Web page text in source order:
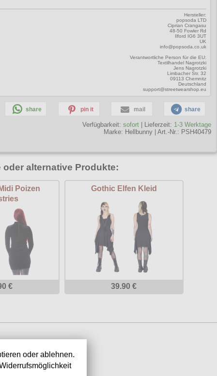
Hersteller:
popsoda LTD
Ciprian Crangasu
48-50 Fowler Rd
Ilford IG6 3UT
UK
info@popsoda.co.uk
Verantwortliche Person für die EU:
Textilhandel Nagrotzki
Jens Nagrotzki
Limbacher Str. 32
09113 Chemnitz
Deutschland
support@streetwearshop.eu
share pin it mail share
Verfügbarkeit: sofort | Lieferzeit: 1-3 Werktage
Marke: Hellbunny Art.-Nr.: PSH40479
alternative Produkte:
Poizen
€
Gothic Elfen Kleid
39.90 €
oder ablehnen.